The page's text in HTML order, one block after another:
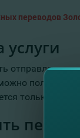
переводов
отправлены
получить
только